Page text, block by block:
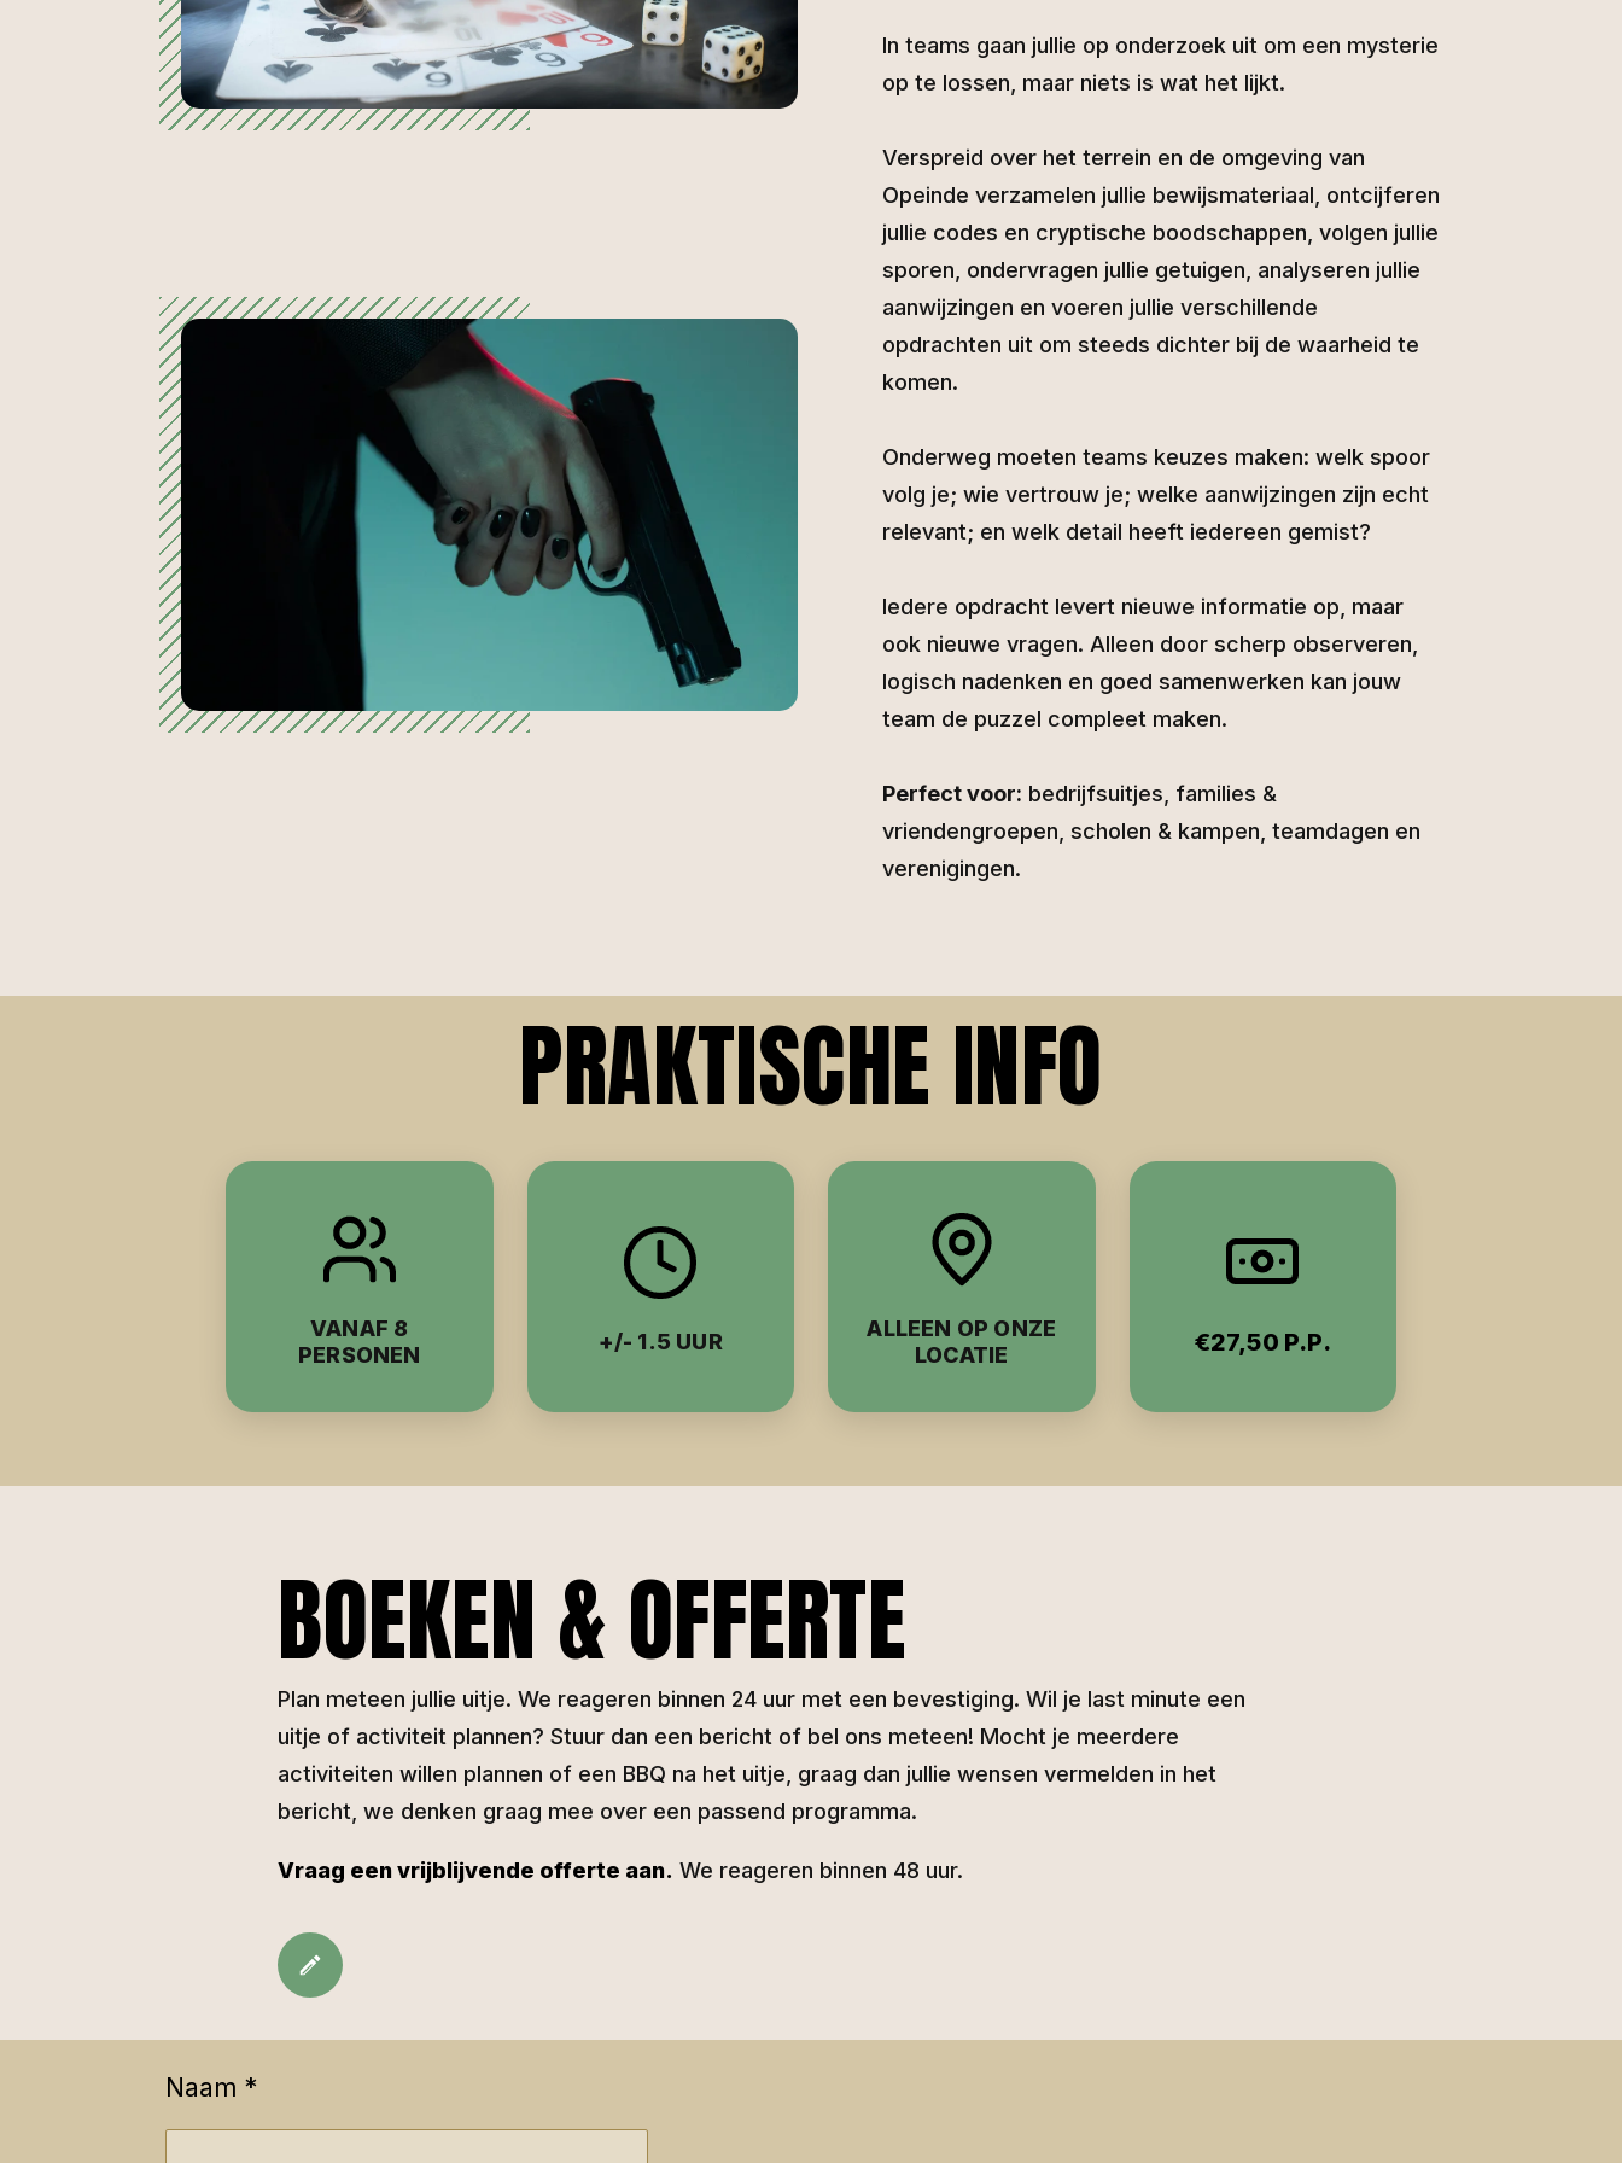
In teams gaan jullie op onderzoek uit om een mysterie
op te lossen, maar niets is wat het lijkt.
Verspreid over het terrein en de omgeving van
Opeinde verzamelen jullie bewijsmateriaal, ontcijferen
jullie codes en cryptische boodschappen, volgen jullie
sporen, ondervragen jullie getuigen, analyseren jullie
aanwijzingen en voeren jullie verschillende
opdrachten uit om steeds dichter bij de waarheid te
komen.
Onderweg moeten teams keuzes maken: welk spoor
volg je; wie vertrouw je; welke aanwijzingen zijn echt
relevant; en welk detail heeft iedereen gemist?
Iedere opdracht levert nieuwe informatie op, maar
ook nieuwe vragen. Alleen door scherp observeren,
logisch nadenken en goed samenwerken kan jouw
team de puzzel compleet maken.
Perfect voor: bedrijfsuitjes, families &
vriendengroepen, scholen & kampen, teamdagen en
verenigingen.
PRAKTISCHE INFO
VANAF 8
PERSONEN
+/- 1.5 UUR
ALLEEN OP ONZE
LOCATIE
€27,50 P.P.
BOEKEN & OFFERTE
Plan meteen jullie uitje. We reageren binnen 24 uur met een bevestiging. Wil je last minute een
uitje of activiteit plannen? Stuur dan een bericht of bel ons meteen! Mocht je meerdere
activiteiten willen plannen of een BBQ na het uitje, graag dan jullie wensen vermelden in het
bericht, we denken graag mee over een passend programma.
Vraag een vrijblijvende offerte aan. We reageren binnen 48 uur.
Naam *